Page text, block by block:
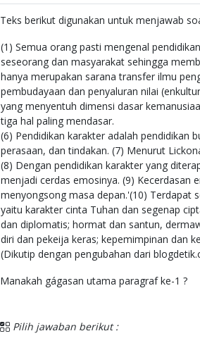
Teks berikut digunakan untuk menjawab
(1) Semua orang pasti mengenal
seseorang dan masyarakat sehingga
hanya merupakan sarana transfer ilmu
pembudayaan dan penyaluran nilai
yang menyentuh dimensi dasar
tiga hal paling mendasar.
(6) Pendidikan karakter adalah pendidikan
perasaan, dan tindakan. (7) Menurut
(8) Dengan pendidikan karakter yang
menjadi cerdas emosinya. (9) Kecerdasan
menyongsong masa depan.'(10) Terdapat
yaitu karakter cinta Tuhan dan segenap
dan diplomatis; hormat dan santun,
diri dan pekeija keras; kepemimpinan dan
(Dikutip dengan pengubahan dari
Manakah gágasan utama paragraf ke-1 ?
Pilih jawaban berikut :